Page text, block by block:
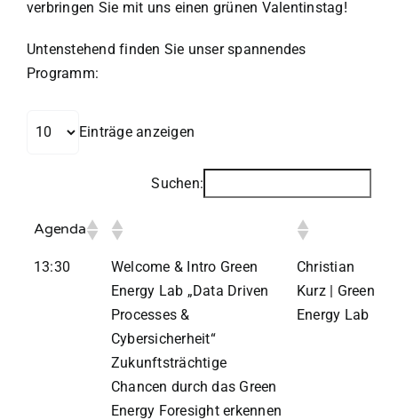
verbringen Sie mit uns einen grünen Valentinstag!
Untenstehend finden Sie unser spannendes
Programm:
Einträge anzeigen
Suchen:
Agenda
13:30
Welcome & Intro Green
Energy Lab „Data Driven
Processes &
Cybersicherheit“
Zukunftsträchtige
Chancen durch das Green
Energy Foresight erkennen
Christian
Kurz | Green
Energy Lab